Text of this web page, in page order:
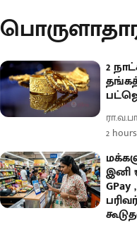
2
2
இனி
GPay